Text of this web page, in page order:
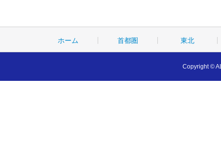
ホーム 首都圏 東北
Copyright ©